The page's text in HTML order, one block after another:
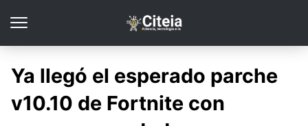
Ya llegó el esperado parche
v10.10 de Fortnite con